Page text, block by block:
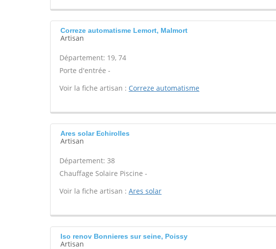
Correze automatisme Lemort, Malmort
Artisan
Département: 19, 74
Porte d'entrée -
Voir la fiche artisan : Correze automatisme
Ares solar Echirolles
Artisan
Département: 38
Chauffage Solaire Piscine -
Voir la fiche artisan : Ares solar
Iso renov Bonnieres sur seine, Poissy
Artisan